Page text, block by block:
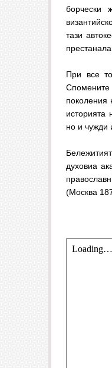
борчески
тази
При все
поколения
историята
но и чужди
духовиа
(Москва